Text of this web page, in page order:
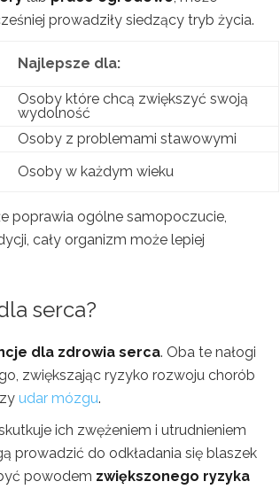
prowadziły siedzący tryb życia.
Najlepsze dla:
Osoby które chcą zwiększyć swoją
wydolność
Osoby z problemami stawowymi
Osoby w każdym wieku
poprawia ogólne samopoczucie,
cały organizm może lepiej
serca?
dla zdrowia serca. Oba te nałogi
zwiększając ryzyko rozwoju chorób
udar mózgu.
ich zwężeniem i utrudnieniem
prowadzić do odkładania się blaszek
powodem zwiększonego ryzyka